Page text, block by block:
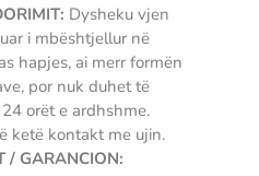
Dysheku vjen
i mbështjellur në
hapjes, ai merr formën
por nuk duhet të
orët e ardhshme.
ketë kontakt me ujin.
/ GARANCION: